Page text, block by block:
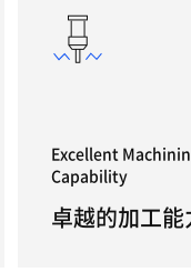
Excellent
Capability
卓越的加工能